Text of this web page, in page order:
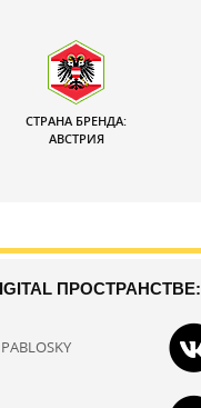
СТРАНА БРЕНДА:
АВСТРИЯ
ПРОСТРАНСТВЕ:
PABLOSKY